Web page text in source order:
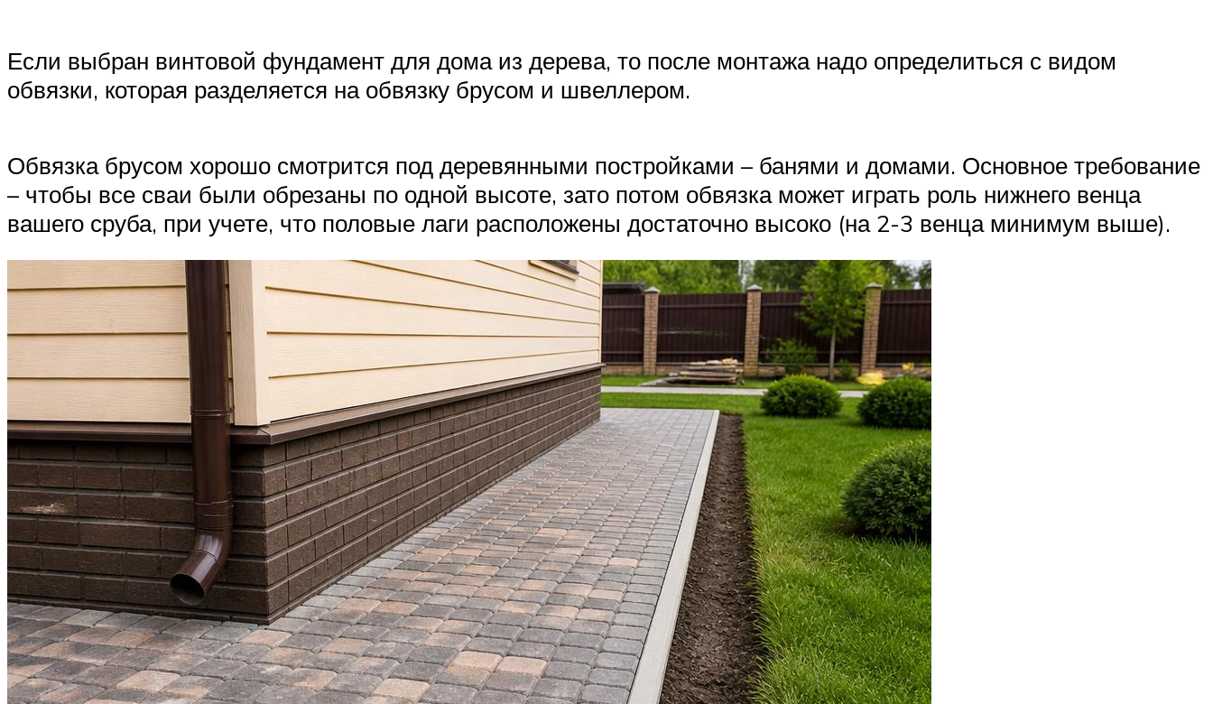
Если выбран винтовой фундамент для дома из дерева, то после монтажа надо определиться с видом
обвязки, которая разделяется на обвязку брусом и швеллером.
Обвязка брусом хорошо смотрится под деревянными постройками – банями и домами. Основное требование
– чтобы все сваи были обрезаны по одной высоте, зато потом обвязка может играть роль нижнего венца
вашего сруба, при учете, что половые лаги расположены достаточно высоко (на 2-3 венца минимум выше).